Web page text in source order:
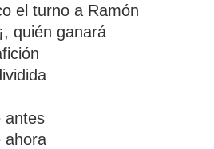
el turno a Ramón
quién ganará
antes
ahora